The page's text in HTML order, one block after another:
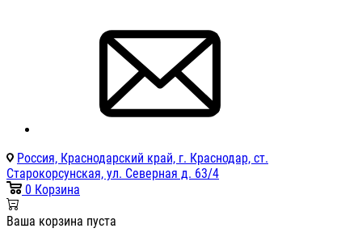
Россия, Краснодарский край, г. Краснодар, ст.
Старокорсунская, ул. Северная д. 63/4
0 Корзина
Ваша корзина пуста